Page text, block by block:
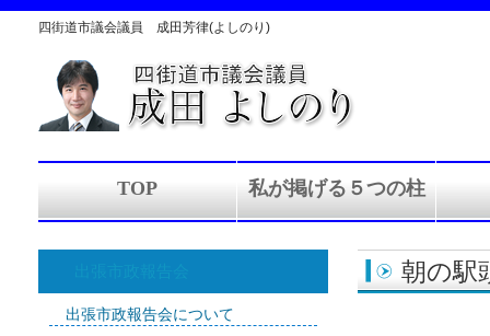
四街道市議会議員 成田芳律(よしのり)
TOP 私が掲げる５つの柱
朝の駅
出張市政報告会について